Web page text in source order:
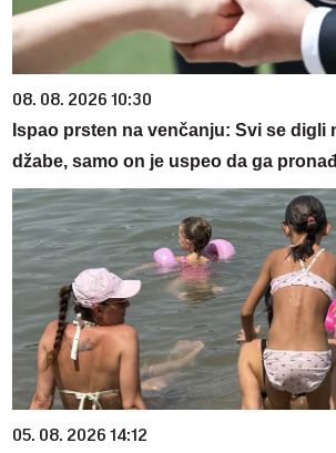
08. 08. 2026 10:30
Ispao prsten na venčanju: Svi se digli
džabe, samo on je uspeo da ga
05. 08. 2026 14:12